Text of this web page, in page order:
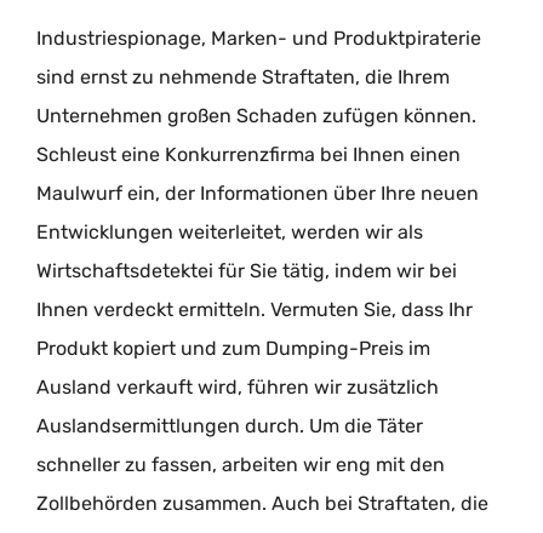
Industriespionage, Marken- und Produktpiraterie
sind ernst zu nehmende Straftaten, die Ihrem
Unternehmen großen Schaden zufügen können.
Schleust eine Konkurrenzfirma bei Ihnen einen
Maulwurf ein, der Informationen über Ihre neuen
Entwicklungen weiterleitet, werden wir als
Wirtschaftsdetektei für Sie tätig, indem wir bei
Ihnen verdeckt ermitteln. Vermuten Sie, dass Ihr
Produkt kopiert und zum Dumping-Preis im
Ausland verkauft wird, führen wir zusätzlich
Auslandsermittlungen durch. Um die Täter
schneller zu fassen, arbeiten wir eng mit den
Zollbehörden zusammen. Auch bei Straftaten, die